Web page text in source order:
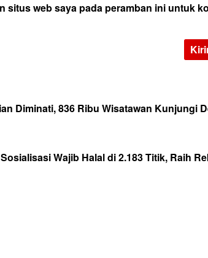
situs web saya pada peramban ini untuk
Diminati, 836 Ribu Wisatawan Kunjungi
Wajib Halal di 2.183 Titik, Raih